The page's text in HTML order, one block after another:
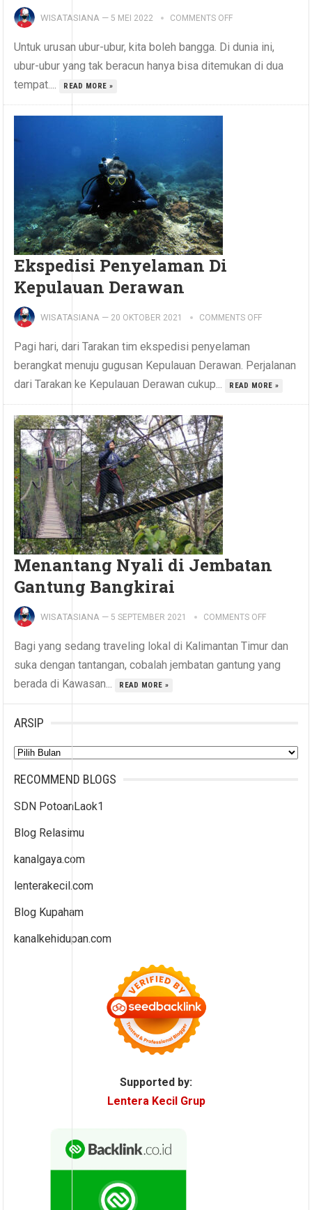
WISATASIANA — 5 MEI 2022 COMMENTS OFF
Untuk urusan ubur-ubur, kita boleh bangga. Di dunia ini,
ubur-ubur yang tak beracun hanya bisa ditemukan di dua
tempat....
READ MORE »
Ekspedisi Penyelaman Di
Kepulauan Derawan
WISATASIANA — 20 OKTOBER 2021 COMMENTS OFF
Pagi hari, dari Tarakan tim ekspedisi penyelaman
berangkat menuju gugusan Kepulauan Derawan. Perjalanan
dari Tarakan ke Kepulauan Derawan cukup...
READ MORE »
Menantang Nyali di Jembatan
Gantung Bangkirai
WISATASIANA — 5 SEPTEMBER 2021 COMMENTS OFF
Bagi yang sedang traveling lokal di Kalimantan Timur dan
suka dengan tantangan, cobalah jembatan gantung yang
berada di Kawasan...
READ MORE »
ARSIP
Arsip
RECOMMEND BLOGS
SDN PotoanLaok1
Blog Relasimu
kanalgaya.com
lenterakecil.com
Blog Kupaham
kanalkehidupan.com
Supported by:
Lentera Kecil Grup